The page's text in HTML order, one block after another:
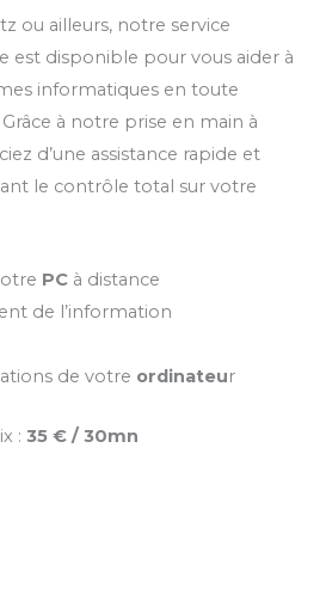
ou ailleurs, notre service
est disponible pour vous aider à
informatiques en toute
à notre prise en main à
d’une assistance rapide et
le contrôle total sur votre
PCà distance
de l’information
de votre ordinateur
: 35 € / 30mn